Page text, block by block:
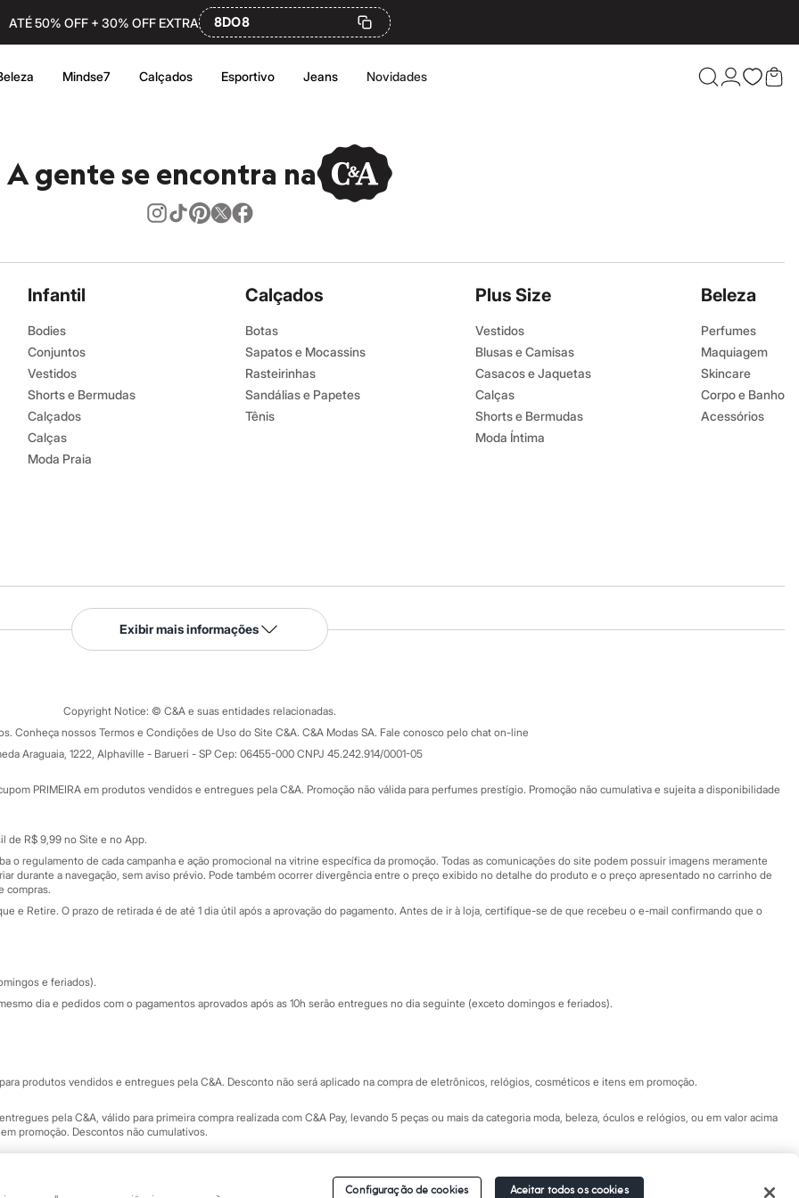
ATÉ 50% OFF + 30% OFF EXTRA 8DO8
Mindse7 Calçados Esportivo Jeans Novidades
Confira
A gente se encontra na
Infantil
Bodies
Conjuntos
Vestidos
Shorts e Bermudas
Calçados
Calças
Moda Praia
Calçados
Botas
Sapatos e Mocassins
Rasteirinhas
Sandálias e Papetes
Tênis
Plus Size
Vestidos
Blusas e Camisas
Casacos e Jaquetas
Calças
Shorts e Bermudas
Moda Íntima
Beleza
Perfumes
Maquiagem
Skincare
Corpo e Banho
Acessórios
Serviços
Tipos de serviços
Formas de pagamento
Todas as vantagens
Minha C&A
Cupons de desconto
Atendimento
Fale conosco
Central de ética
Eventos
Exibir mais informações
Copyright Notice: © C&A e suas entidades relacionadas.
Conheça nossos Termos e Condições de Uso do Site C&A. C&A Modas SA. Fale conosco pelo chat on-line
Araguaia, 1222, Alphaville - Barueri - SP Cep: 06455-000 CNPJ 45.242.914/0001-05
PRIMEIRA em produtos vendidos e entregues pela C&A. Promoção não válida para perfumes prestígio. Promoção não cumulativa e sujeita a disponibilidade
de R$ 9,99 no Site e no App.
o regulamento de cada campanha e ação promocional na vitrine específica da promoção. Todas as comunicações do site podem possuir imagens meramente
durante a navegação, sem aviso prévio. Pode também ocorrer divergência entre o preço exibido no detalhe do produto e o preço apresentado no carrinho de
compras.
e Retire. O prazo de retirada é de até 1 dia útil após a aprovação do pagamento. Antes de ir à loja, certifique-se de que recebeu o e-mail confirmando que o
e feriados).
dia e pedidos com o pagamentos aprovados após as 10h serão entregues no dia seguinte (exceto domingos e feriados).
produtos vendidos e entregues pela C&A. Desconto não será aplicado na compra de eletrônicos, relógios, cosméticos e itens em promoção.
pela C&A, válido para primeira compra realizada com C&A Pay, levando 5 peças ou mais da categoria moda, beleza, óculos e relógios, ou em valor acima
promoção. Descontos não cumulativos.
Configuração de cookies Aceitar todos os cookies